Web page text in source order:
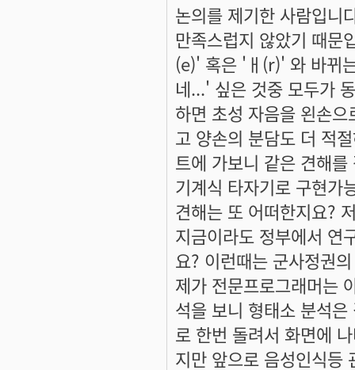
논의를 제기한 사람입니
만족스럽지 않았기 때
(e)' 혹은 'ㅐ(r)' 와 바뀌
네...' 싶은 것중 모두가
하면 초성 자음을 왼손
고 양손의 분담도 더 적
트에 가보니 같은 견해
기계식 타자기로 구현가
견해는 또 어떠한지요?
지금이라도 정부에서 연
요? 이런때는 군사정권
제가 전문프로그래머는
석을 보니 형태소 분석
로 한번 돌려서 화면에
지만 앞으로 음성인식등